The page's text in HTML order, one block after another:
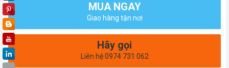
MUA NGAY
Giao hàng tận nơi
Hãy gọi
Liên hệ 0974 731 062